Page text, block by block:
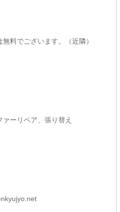
料でございます。（近隣）
ーリペア、張り替え
net